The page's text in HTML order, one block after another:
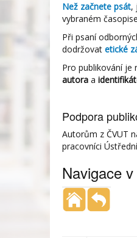
Než začnete psát,
vybraném
Při psaní
dodržovat etické
Pro publikování je
autora a
Podpora
Autorům z ČVUT
pracovníci
Navigace